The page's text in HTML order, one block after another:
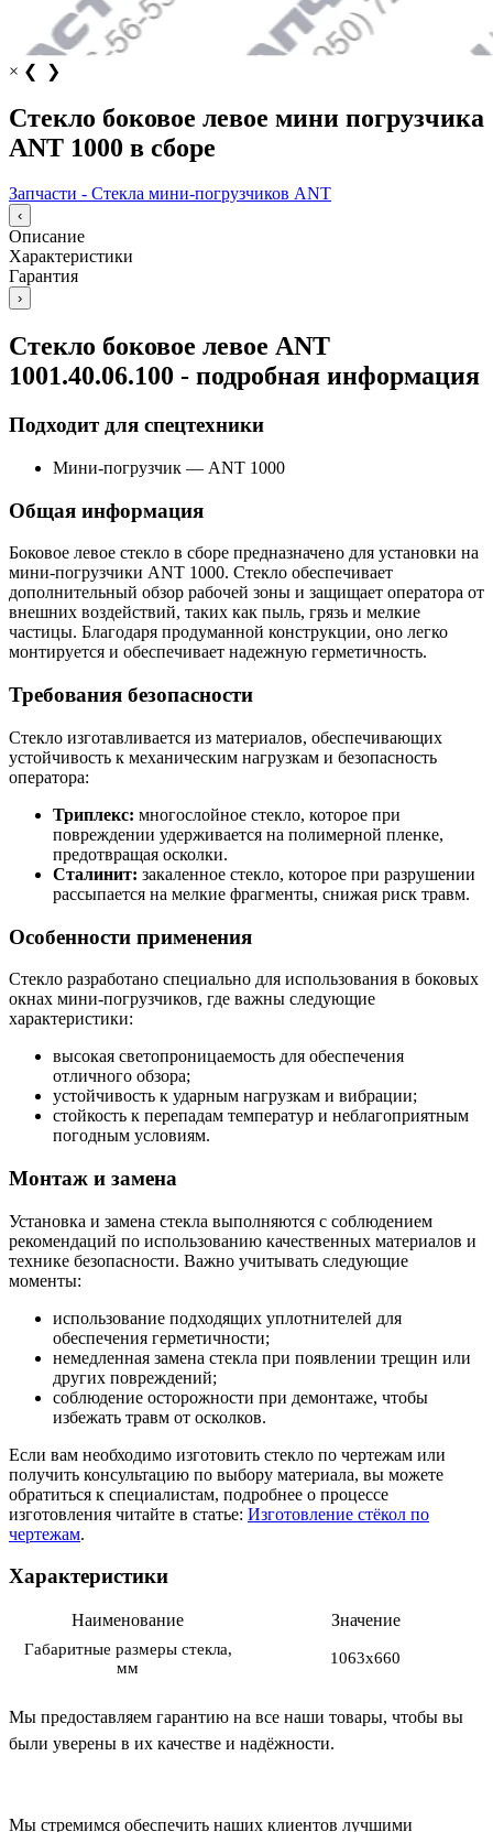
× ❮ ❯
Стекло боковое левое мини погрузчика
ANT 1000 в сборе
Запчасти - Стекла мини-погрузчиков ANT
‹
Описание
Характеристики
Гарантия
›
Стекло боковое левое ANT
1001.40.06.100 - подробная информация
Подходит для спецтехники
Мини-погрузчик — ANT 1000
Общая информация
Боковое левое стекло в сборе предназначено для установки на
мини-погрузчики ANT 1000. Стекло обеспечивает
дополнительный обзор рабочей зоны и защищает оператора от
внешних воздействий, таких как пыль, грязь и мелкие
частицы. Благодаря продуманной конструкции, оно легко
монтируется и обеспечивает надежную герметичность.
Требования безопасности
Стекло изготавливается из материалов, обеспечивающих
устойчивость к механическим нагрузкам и безопасность
оператора:
Триплекс: многослойное стекло, которое при
повреждении удерживается на полимерной пленке,
предотвращая осколки.
Сталинит: закаленное стекло, которое при разрушении
рассыпается на мелкие фрагменты, снижая риск травм.
Особенности применения
Стекло разработано специально для использования в боковых
окнах мини-погрузчиков, где важны следующие
характеристики:
высокая светопроницаемость для обеспечения
отличного обзора;
устойчивость к ударным нагрузкам и вибрации;
стойкость к перепадам температур и неблагоприятным
погодным условиям.
Монтаж и замена
Установка и замена стекла выполняются с соблюдением
рекомендаций по использованию качественных материалов и
технике безопасности. Важно учитывать следующие
моменты:
использование подходящих уплотнителей для
обеспечения герметичности;
немедленная замена стекла при появлении трещин или
других повреждений;
соблюдение осторожности при демонтаже, чтобы
избежать травм от осколков.
Если вам необходимо изготовить стекло по чертежам или
получить консультацию по выбору материала, вы можете
обратиться к специалистам, подробнее о процессе
изготовления читайте в статье: Изготовление стёкол по
чертежам.
Характеристики
Наименование Значение
Габаритные размеры стекла,
мм
1063x660
Мы предоставляем гарантию на все наши товары, чтобы вы
были уверены в их качестве и надёжности.
Мы стремимся обеспечить наших клиентов лучшими